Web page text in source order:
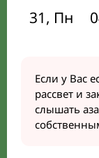
31, Пн
Если у Вас
рассвет и
слышать